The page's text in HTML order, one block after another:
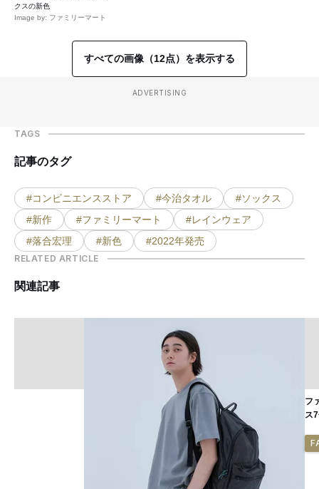
クスの新色
Image by: ファミリーマート
すべての画像（12点）を表示する
ADVERTISING
TAGS
記事のタグ
#コンビニエンスストア #今治タオル
#ソックス
#新作
#ファミリーマート
#レインウェア
#落合宏理
#新色 #2022年発売
RELATED ARTICLE
関連記事
フ
ス